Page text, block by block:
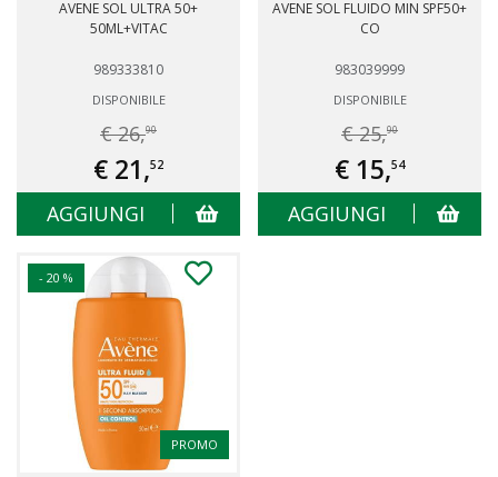
AVENE SOL ULTRA 50+
50ML+VITAC
989333810
DISPONIBILE
€ 26,90
€ 21,52
AGGIUNGI
AVENE SOL FLUIDO MIN SPF50+
CO
983039999
DISPONIBILE
€ 25,90
€ 15,54
AGGIUNGI
- 20 %
PROMO